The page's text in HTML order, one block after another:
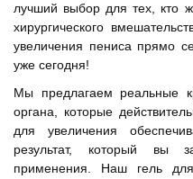
лучший выбор для тех, кто
хирургического
увеличения пениса прямо
уже сегодня!
Мы предлагаем реальные
органа, которые
для увеличения
результат, который вы
применения. Наш гель